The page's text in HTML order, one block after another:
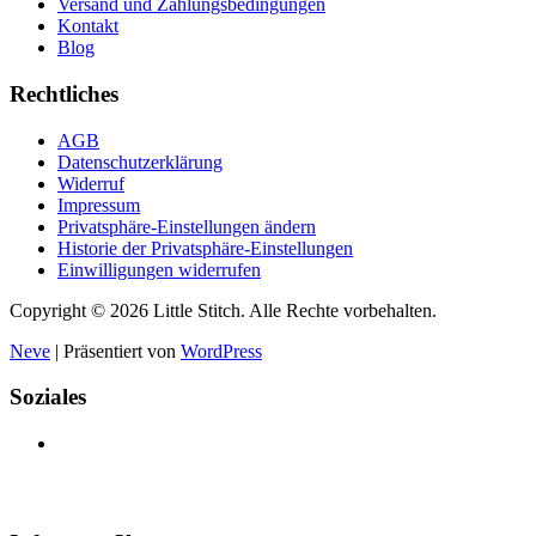
Versand und Zahlungsbedingungen
Kontakt
Blog
Rechtliches
AGB
Datenschutzerklärung
Widerruf
Impressum
Privatsphäre-Einstellungen ändern
Historie der Privatsphäre-Einstellungen
Einwilligungen widerrufen
Copyright © 2026 Little Stitch. Alle Rechte vorbehalten.
Neve | Präsentiert von WordPress
Soziales